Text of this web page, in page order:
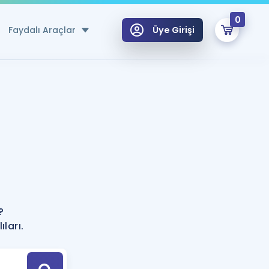
Faydalı Araçlar
Hesaplama Aracı
için Öneriler
Tek Takvimde
Üye Girişi
0
Hoca ile seni sınava hazırlayacak onlarca eğitim seni bekliyor!